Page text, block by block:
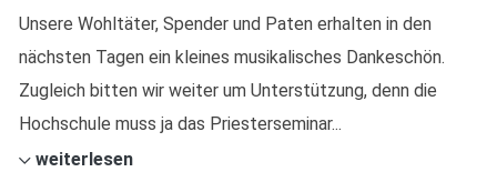
Unsere Wohltäter, Spender und Paten erhalten in den
nächsten Tagen ein kleines musikalisches Dankeschön.
Zugleich bitten wir weiter um Unterstützung, denn die
Hochschule muss ja das Priesterseminar...
weiterlesen